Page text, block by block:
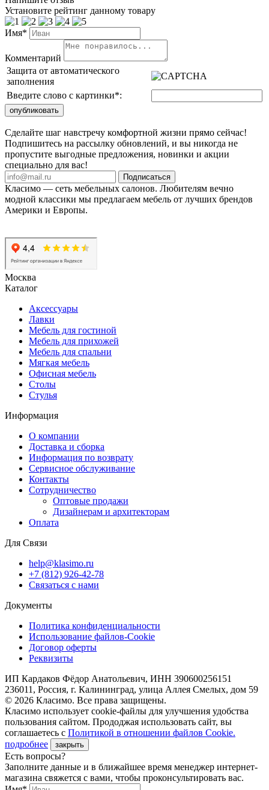
Установите рейтинг данному товару
Имя*
Комментарий
Защита от автоматического
заполнения
Введите слово с картинки*:
Сделайте шаг навстречу комфортной жизни прямо сейчас!
Подпишитесь на рассылку обновлений, и вы никогда не
пропустите выгодные предложения, новинки и акции
специально для вас!
Подписаться
Класимо — cеть мебельных салонов. Любителям вечно
модной классики мы предлагаем мебель от лучших брендов
Америки и Европы.
Москва
Каталог
Аксессуары
Лавки
Мебель для гостиной
Мебель для прихожей
Мебель для спальни
Мягкая мебель
Офисная мебель
Столы
Стулья
Информация
О компании
Доставка и сборка
Информация по возврату
Сервисное обслуживание
Контакты
Сотрудничество
Оптовые продажи
Дизайнерам и архитекторам
Оплата
Для Связи
help@klasimo.ru
+7 (812) 926-42-78
Связаться с нами
Документы
Политика конфиденциальности
Использование файлов-Cookie
Договор оферты
Реквизиты
ИП Кардаков Фёдор Анатольевич, ИНН 390600256151
236011, Россия, г. Калининград, улица Аллея Смелых, дом 59
© 2026 Класимо. Все права защищены.
Класимо использует cookie-файлы для улучшения удобства
пользования сайтом. Прододжая использовать сайт, вы
соглашаетесь с Политикой в отношении файлов Сookie.
подробнее
закрыть
Есть вопросы?
Заполните данные и в ближайшее время менеджер интернет-
магазина свяжется с вами, чтобы проконсультировать вас.